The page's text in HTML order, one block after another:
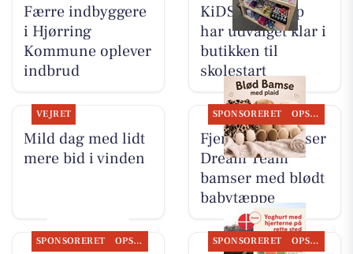
Færre indbyggere
i Hjørring
Kommune oplever
indbrud
KiDS Coolshop
har udvalget klar i
butikken til
skolestart
VEJRET
Mild dag med lidt
mere bid i vinden
SPONSORERET OPSLAGSTAVLEN
Fjerrenseriet viser
Dream Team
bamser med blødt
babytæppe
SPONSORERET OPSLAGSTAVLEN SPONSORERET OPSLAGSTAVLEN